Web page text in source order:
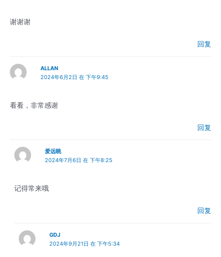
谢谢谢
回复
ALLAN
2024年6月2日 在 下午9:45
看看，非常感谢
回复
爱远眺
2024年7月6日 在 下午8:25
记得常来哦
回复
GDJ
2024年9月21日 在 下午5:34